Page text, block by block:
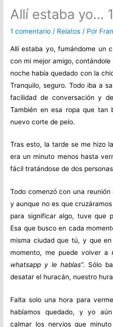
Allí estaba yo…
1 comentario / Relatos / Por
Allí estaba yo, fumándome un
con mi mejor amigo,
noche había quedado con la
Tranquilo, seguro. Todo iba a
facilidad de conversación y
También en esa ropa que tan
nuevo corte de pelo.
Tras esto, la tarde se me hizo
era un minuto menos hasta
fácil tratándose de dos
Todo comenzó con una
y aunque no es que
para significar algo, tuve que
Esa que busco en cada
misma ciudad que tú, y que
momento, me puede volver a
whatsapp y le hablas”. Sólo
desatar el huracán, nuestro
Falta solo una hora para
habíamos quedado, y yo
calmar los nervios que